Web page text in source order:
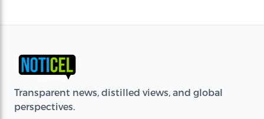
Transparent news, distilled views, and global
perspectives.